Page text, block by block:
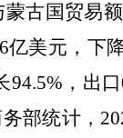
古国贸易额
亿美元，下
94.5% ，出口
部统计，